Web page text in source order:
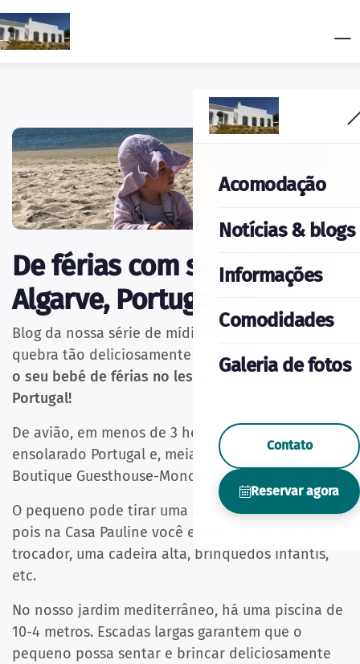
Acomodação
Notícias & blogs
Informações
Comodidades
Galeria de fotos
Contato
Reservar agora
De férias com seu bebê no
Algarve, Portugal.
Blog da nossa série de mídia social "Quarta-feira
quebra tão deliciosamente a semana" Dica 11 com
o seu bebé de férias no leste do Algarve, em
Portugal!
De avião, em menos de 3 horas, chega ao
ensolarado Portugal e, meia hora depois, está no
Boutique Guesthouse-Moncarapacho!
O pequeno pode tirar uma soneca imediatamente,
pois na Casa Pauline você encontra um berço, um
trocador, uma cadeira alta, brinquedos infantis,
etc.
No nosso jardim mediterrâneo, há uma piscina de
10-4 metros. Escadas largas garantem que o
pequeno possa sentar e brincar deliciosamente